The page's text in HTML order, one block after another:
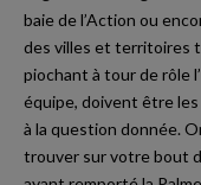
baie de l’Action ou
des villes et territoires
piochant à tour de rôle
équipe, doivent être
à la question donnée.
trouver sur votre bout